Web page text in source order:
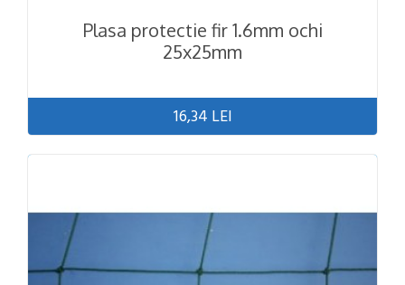
Plasa protectie fir 1.6mm ochi
25x25mm
16,34 LEI